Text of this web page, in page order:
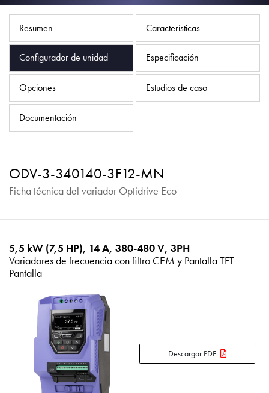
Resumen Características
Configurador de unidad Especificación
Opciones Estudios de caso
Documentación
ODV-3-340140-3F12-MN
Ficha técnica del variador Optidrive Eco
5,5 kW (7,5 HP), 14 A, 380-480 V, 3PH
Variadores de frecuencia con filtro CEM y Pantalla TFT
Pantalla
Descargar PDF
Política de privacidad
Mapa del sitio
iSource